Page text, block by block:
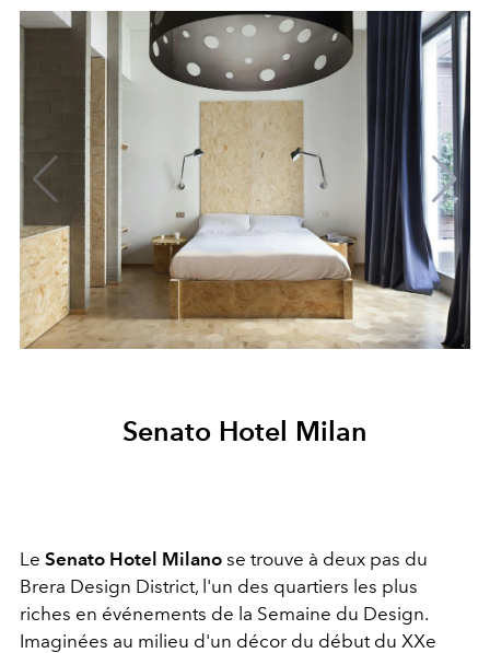
Senato Hotel Milan
Le Senato Hotel Milano se trouve à deux pas du
Brera Design District, l'un des quartiers les plus
riches en événements de la Semaine du Design.
Imaginées au milieu d'un décor du début du XXe